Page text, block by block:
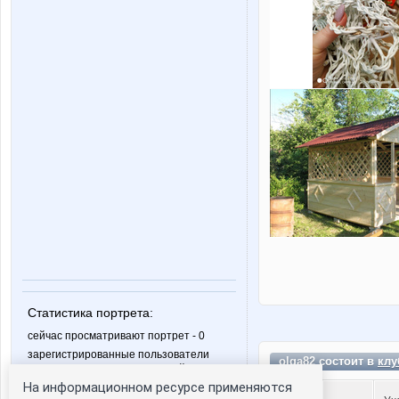
Статистика портрета:
сейчас просматривают портрет - 0
зарегистрированные пользователи
olga82 состоит в
На информационном ресурсе применяются